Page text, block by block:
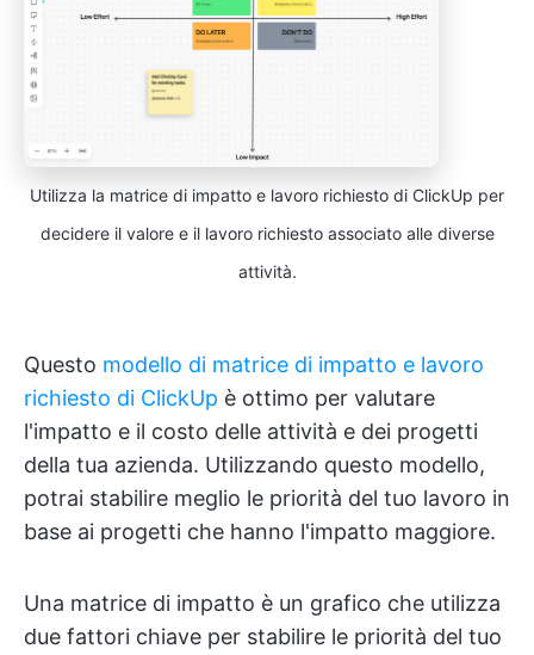
Utilizza la matrice di impatto e lavoro richiesto di ClickUp per
decidere il valore e il lavoro richiesto associato alle diverse
attività.
Questo modello di matrice di impatto e lavoro
richiesto di ClickUp è ottimo per valutare
l'impatto e il costo delle attività e dei progetti
della tua azienda. Utilizzando questo modello,
potrai stabilire meglio le priorità del tuo lavoro in
base ai progetti che hanno l'impatto maggiore.
Una matrice di impatto è un grafico che utilizza
due fattori chiave per stabilire le priorità del tuo